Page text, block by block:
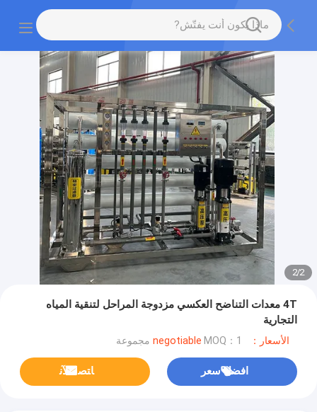
2
/
2
4T معدات التناضح العكسي مزدوجة المراحل لتنقية المياه
التجارية
الأسعار：negotiable MOQ：1 مجموعة
افضل سعر ﺎﺘﺼﻟ ﺍﻶﻧ